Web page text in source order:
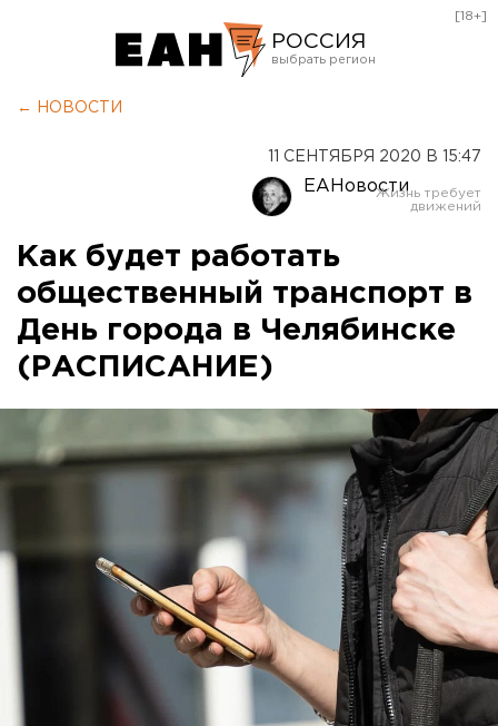
РОССИЯ
Оренбург
[18+]
← НОВОСТИ
11 СЕНТЯБРЯ 2020 В 15:47
ЕАНовости
Как будет работать
общественный транспорт в
День города в Челябинске
(РАСПИСАНИЕ)